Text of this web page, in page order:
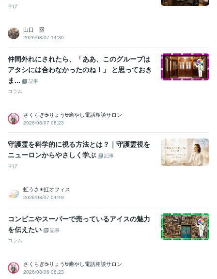
学び
山口 塁
2026/08/07 14:30
仲間外れにされたら、「ああ、このグループは
アタシには合わなかったのね！」 と思っておき
ま...
記事
コラム
さくらぎ☕りょう⛎癒やし電話相談サロン
2026/08/07 08:23
守護霊を科学的に視る方法とは？｜守護霊視を
ニューロンからやさしく学ぶ
記事
学び
虹うさ✴︎虹オフィス
2026/08/07 04:49
コンビニやスーパーで売っているアイスの魅力
を伝えたい
記事
コラム
さくらぎ☕りょう⛎癒やし電話相談サロン
2026/08/06 08:23